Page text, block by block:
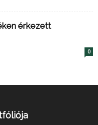
érkezett
0